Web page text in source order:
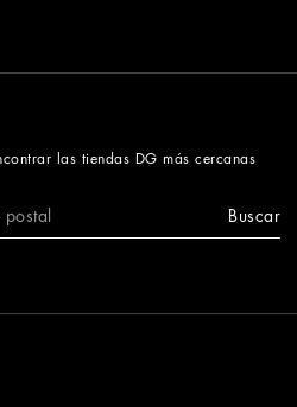
las tiendas DG más cercanas
Buscar